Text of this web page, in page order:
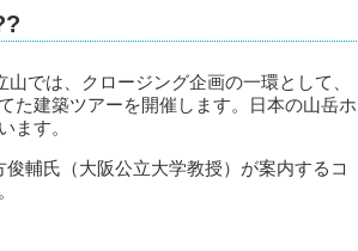
では、クロージング企画の一環として、
た建築ツアーを開催します。日本の山岳ホ
ます。
輔氏（大阪公立大学教授）が案内するコ